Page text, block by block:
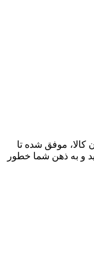
روز ضمانت بازگشت کالا و تضمین اصل‌بودن کالا، موفق شده تا
و به ذهن شما خطور